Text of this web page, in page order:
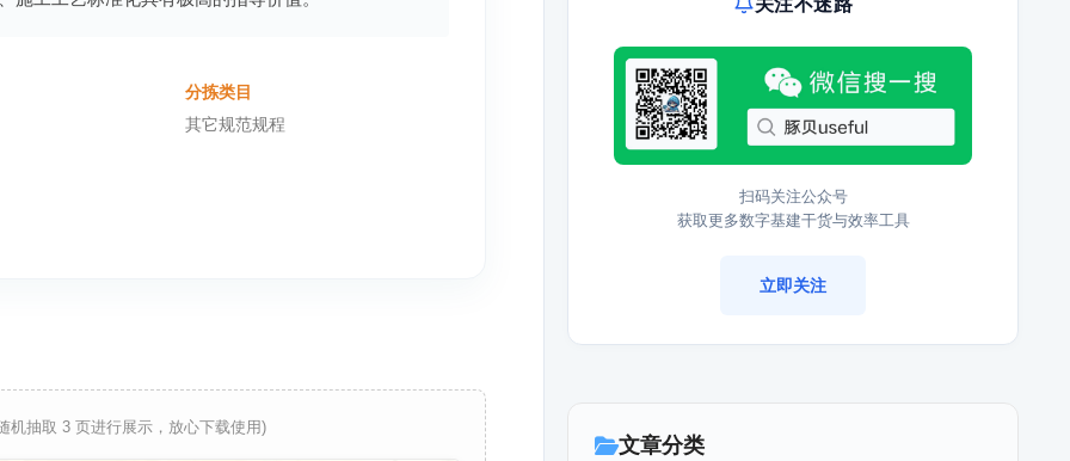
分拣类目
其它规范规程
机抽取 3 页进行展示，放心下载使用)
扫码关注公众号
获取更多数字基建干货与效率工具
立即关注
文章分类